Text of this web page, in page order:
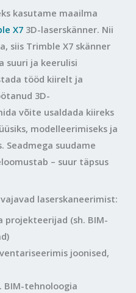
kasutame maailma
X7 3D-laserskänner. Nii
siis Trimble X7 skänner
suuri ja keerulisi
tööd kiirelt ja
3D-
võite usaldada kiireks
modelleerimiseks ja
Seadmega suudame
– suur täpsus
laserskaneerimist:
(sh. BIM-
joonised,
tehnoloogia